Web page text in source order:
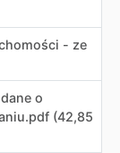
- ze
o
.pdf (42,85